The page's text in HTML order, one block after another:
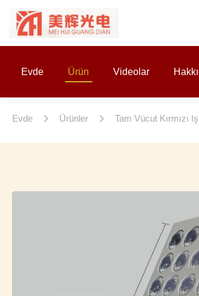
Evde Ürün Videolar
Evde Ürünler Tam Vücut Kırmızı